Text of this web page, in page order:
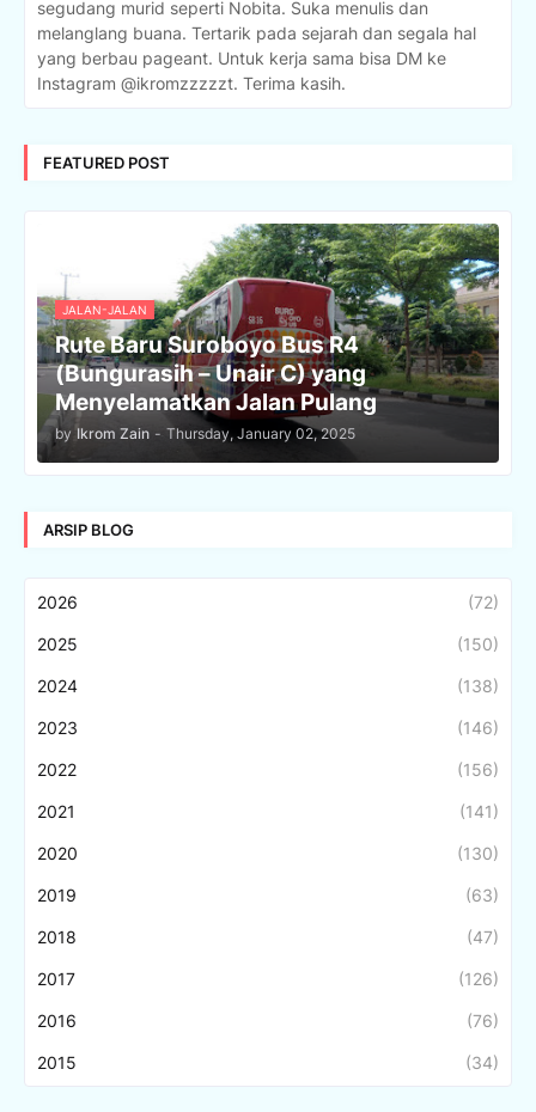
segudang murid seperti Nobita. Suka menulis dan
melanglang buana. Tertarik pada sejarah dan segala hal
yang berbau pageant. Untuk kerja sama bisa DM ke
Instagram @ikromzzzzzt. Terima kasih.
FEATURED POST
JALAN-JALAN
Rute Baru Suroboyo Bus R4
(Bungurasih – Unair C) yang
Menyelamatkan Jalan Pulang
by Ikrom Zain - Thursday, January 02, 2025
ARSIP BLOG
2026 (72)
2025 (150)
2024 (138)
2023 (146)
2022 (156)
2021 (141)
2020 (130)
2019 (63)
2018 (47)
2017 (126)
2016 (76)
2015 (34)